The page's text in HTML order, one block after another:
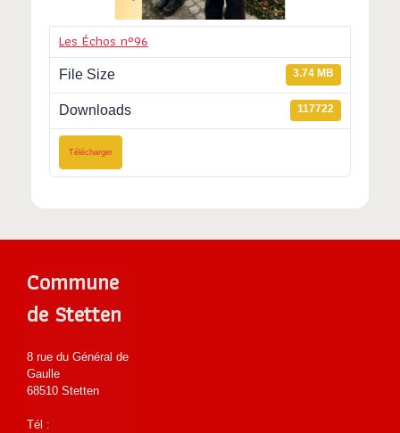
Les Échos n°96
File Size 3.74 MB
Downloads 117722
Télécharger
Commune
de Stetten
8 rue du Général de
Gaulle
68510 Stetten
Tél :